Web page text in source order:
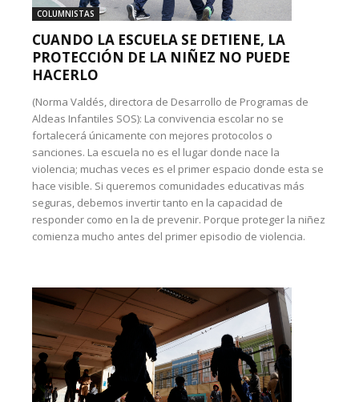
COLUMNISTAS
CUANDO LA ESCUELA SE DETIENE, LA
PROTECCIÓN DE LA NIÑEZ NO PUEDE
HACERLO
(Norma Valdés, directora de Desarrollo de Programas de
Aldeas Infantiles SOS): La convivencia escolar no se
fortalecerá únicamente con mejores protocolos o
sanciones. La escuela no es el lugar donde nace la
violencia; muchas veces es el primer espacio donde esta se
hace visible. Si queremos comunidades educativas más
seguras, debemos invertir tanto en la capacidad de
responder como en la de prevenir. Porque proteger la niñez
comienza mucho antes del primer episodio de violencia.